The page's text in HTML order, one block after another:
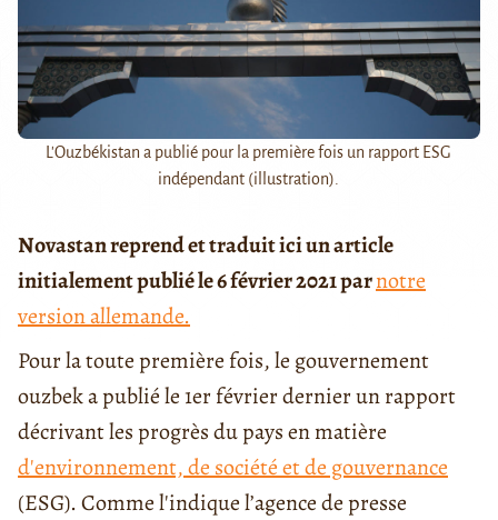
L'Ouzbékistan a publié pour la première fois un rapport ESG
indépendant (illustration).
Novastan reprend et traduit ici un article
initialement publié le 6 février 2021 parnotre
version allemande.
Pour la toute première fois, le gouvernement
ouzbek a publié le 1er février dernier un rapport
décrivant les progrès du pays en matière
d'environnement, de société et de gouvernance
(ESG). Comme l'indique l’agence de presse